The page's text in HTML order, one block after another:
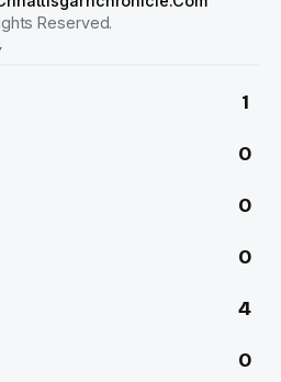
Reserved.
1
0
0
0
4
0